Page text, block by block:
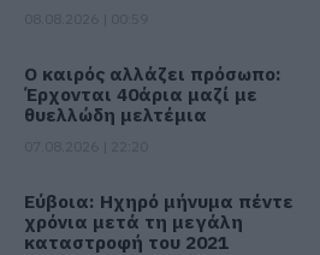
Ο καιρός αλλάζει πρόσωπο:
Έρχονται 40άρια μαζί με
θυελλώδη μελτέμια
Εύβοια: Ηχηρό μήνυμα πέντε
χρόνια μετά τη μεγάλη
καταστροφή του 2021